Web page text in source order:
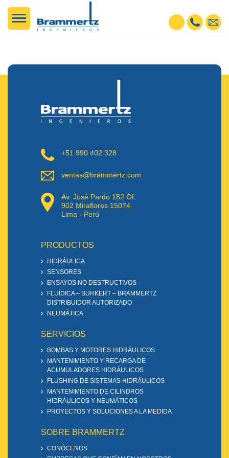
+51 990 402 328
ventas@brammertz.com
Av. José Pardo 182 Of.
902 Miraflores 15074.
Lima - Perú
PRODUCTOS
HIDRÁULICA
SENSORES
ENSAYOS NO DESTRUCTIVOS
FLUÍDICA – BURKERT – BRAMMERTZ
DISTRIBUIDOR AUTORIZADO
NEUMÁTICA
SERVICIOS
BOMBAS Y MOTORES HIDRÁULICOS
MANTENIMIENTO Y RECARGA DE
ACUMULADORES HIDRÁULICOS
FLUSHING DE SISTEMAS HIDRÁULICOS
MANTENIMIENTO DE CILINDROS
HIDRÁULICOS Y NEUMÁTICOS
PROYECTOS Y SOLUCIONES A LA MEDIDA
SOBRE BRAMMERTZ
CONÓCENOS